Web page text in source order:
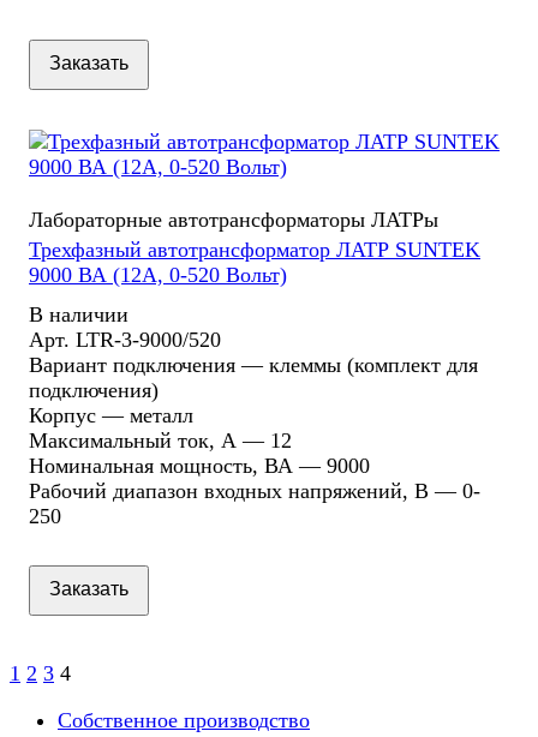
Заказать
Лабораторные автотрансформаторы ЛАТРы
Трехфазный автотрансформатор ЛАТР SUNTEK
9000 ВА (12А, 0-520 Вольт)
В наличии
Арт. LTR-3-9000/520
Вариант подключения— клеммы (комплект для
подключения)
Корпус— металл
Максимальный ток, А— 12
Номинальная мощность, ВА— 9000
Рабочий диапазон входных напряжений, В— 0-
250
Заказать
1 2 3 4
Собственное производство